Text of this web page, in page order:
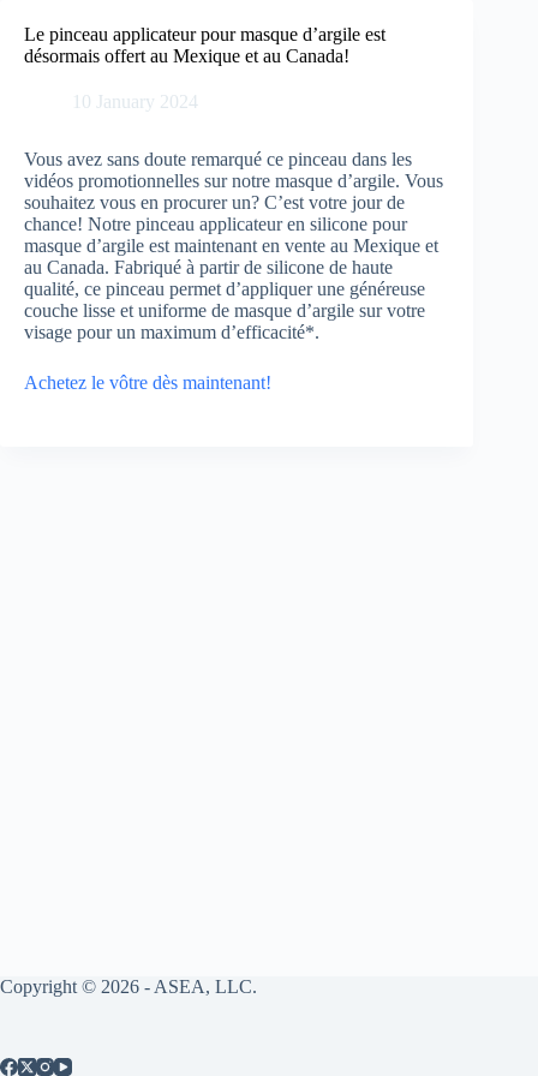
content
Le pinceau applicateur pour masque d’argile est
désormais offert au Mexique et au Canada!
10 January 2024
Vous avez sans doute remarqué ce pinceau dans les
vidéos promotionnelles sur notre masque d’argile. Vous
souhaitez vous en procurer un? C’est votre jour de
chance! Notre pinceau applicateur en silicone pour
masque d’argile est maintenant en vente au Mexique et
au Canada. Fabriqué à partir de silicone de haute
qualité, ce pinceau permet d’appliquer une généreuse
couche lisse et uniforme de masque d’argile sur votre
visage pour un maximum d’efficacité*.
Achetez le vôtre dès maintenant!
Copyright © 2026 - ASEA, LLC.